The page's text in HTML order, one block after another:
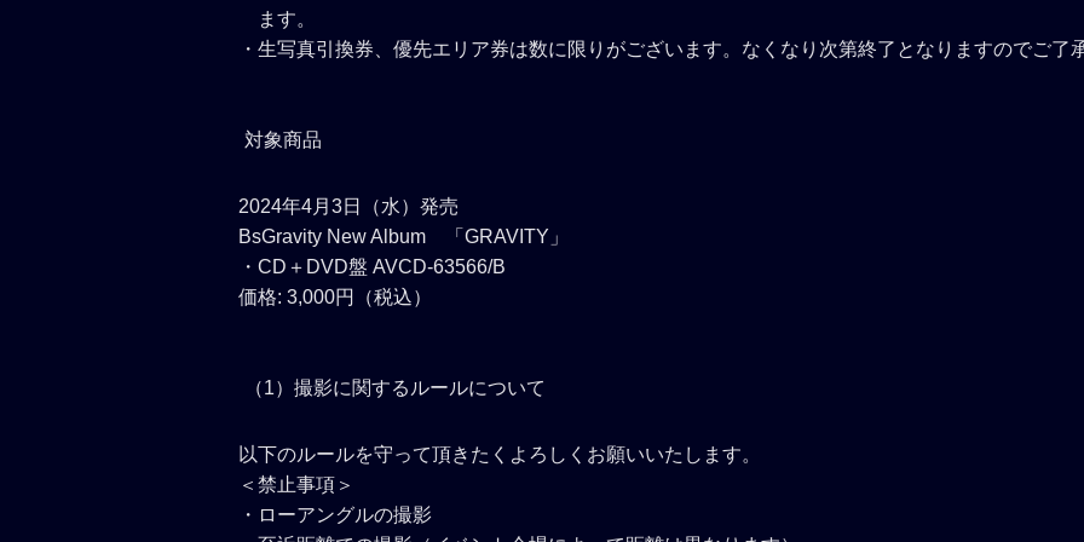
ます。
・生写真引換券、優先エリア券は数に限りがございます。なくなり次第終了となりますのでご了
対象商品
2024年4月3日（水）発売
BsGravity New Album 「GRAVITY」
・CD＋DVD盤 AVCD-63566/B
価格: 3,000円（税込）
（1）撮影に関するルールについて
以下のルールを守って頂きたくよろしくお願いいたします。
＜禁止事項＞
・ローアングルの撮影